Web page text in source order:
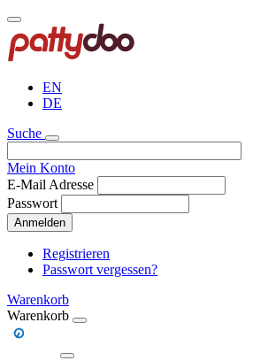
Direkt
zum
Inhalt
EN
DE
Suche
Mein Konto
E-Mail Adresse
Passwort
Anmelden
Registrieren
Passwort vergessen?
Warenkorb
Warenkorb